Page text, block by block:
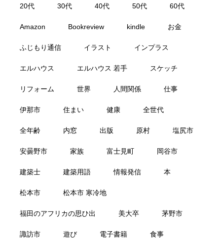
20代 30代 40代 50代 60代
Amazon Bookreview kindle お金
ふじもり通信 イラスト インプラス
エルハウス エルハウス 若手 スケッチ
リフォーム 世界 人間関係 仕事
伊那市 住まい 健康 全世代
全年齢 内窓 出版 原村 塩尻市
安曇野市 家族 富士見町 岡谷市
建築士 建築用語 情報発信 本
松本市 松本市 寒冷地
福田のアフリカの思ひ出 美大卒 茅野市
諏訪市 遊び 電子書籍 食事